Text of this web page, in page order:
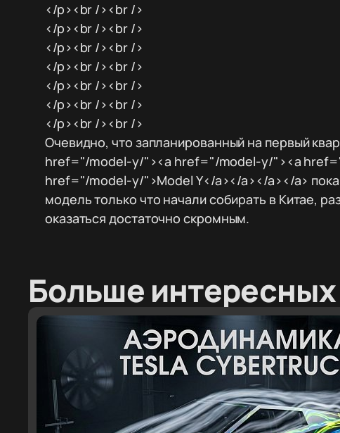
</p><br /><br />
</p><br /><br />
</p><br /><br />
</p><br /><br />
</p><br /><br />
</p><br /><br />
</p><br /><br />
Очевидно, что запланированный на первый
href="/model-y/"><a href="/model-y/"><a
href="/model-y/">Model Y</a></a></a></a> пока
модель только что начали собирать в Китае,
оказаться достаточно скромным.
Больше